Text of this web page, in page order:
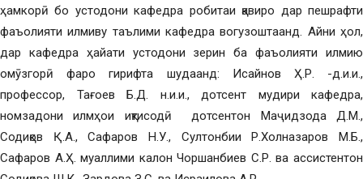
ҳамкорӣ бо устодони кафедра робитаи қавиро дар пешрафти
фаъолияти илмиву таълими кафедра вогузоштаанд. Айни ҳол,
дар кафедра ҳайати устодони зерин ба фаъолияти илмию
омӯзгорӣ фаро гирифта шудаанд: Исайнов Ҳ.Р. -д.и.и.,
профессор, Тағоев Б.Д. н.и.и., дотсент мудири кафедра,
номзадони илмҳои иқтисодӣ дотсентон Маҷидзода Д.М.,
Содиқов Қ.А., Сафаров Н.У., Султонбии Р.Холназаров М.Б.,
Сафаров А.Ҳ. муаллими калон Чоршанбиев С.Р. ва ассистентон